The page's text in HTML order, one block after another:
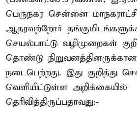
பெருநகர சென்னை
ஆதரவற்றோர்
செயல்பாட்டு வழிமுறைகள்
தொண்டு நிறுவனத்தினருக்கான
நடைபெற்றது. இது குறித்து
வெளியிட்டுள்ள அறிக்கையில்
தெரிவித்திருப்பதாவது:-